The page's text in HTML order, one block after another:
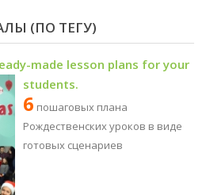
(ПО ТЕГУ)
made lesson plans for your
students.
6 пошаговых плана
Рождественских уроков в виде
готовых сценариев